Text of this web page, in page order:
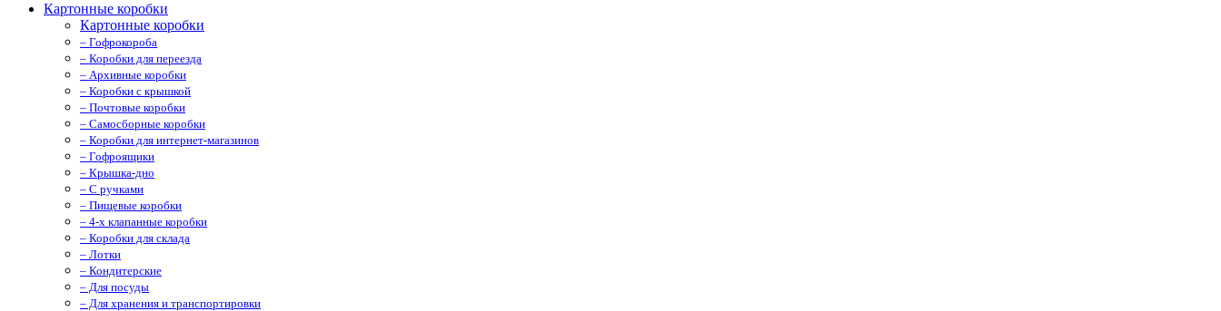
Картонные коробки
Картонные коробки
– Гофрокороба
– Коробки для переезда
– Архивные коробки
– Коробки с крышкой
– Почтовые коробки
– Самосборные коробки
– Коробки для интернет-магазинов
– Гофроящики
– Крышка-дно
– С ручками
– Пищевые коробки
– 4-х клапанные коробки
– Коробки для склада
– Лотки
– Кондитерские
– Для посуды
– Для хранения и транспортировки